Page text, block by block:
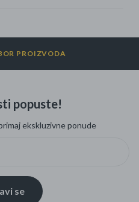
PROIZVODA
popuste!
ekskluzivne ponude
se